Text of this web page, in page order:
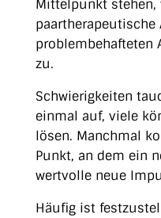
Mittelpunkt stehen,
paartherapeutische
problembehafteten
zu.
Schwierigkeiten
einmal auf, viele
lösen. Manchmal
Punkt, an dem ein
wertvolle neue
Häufig ist